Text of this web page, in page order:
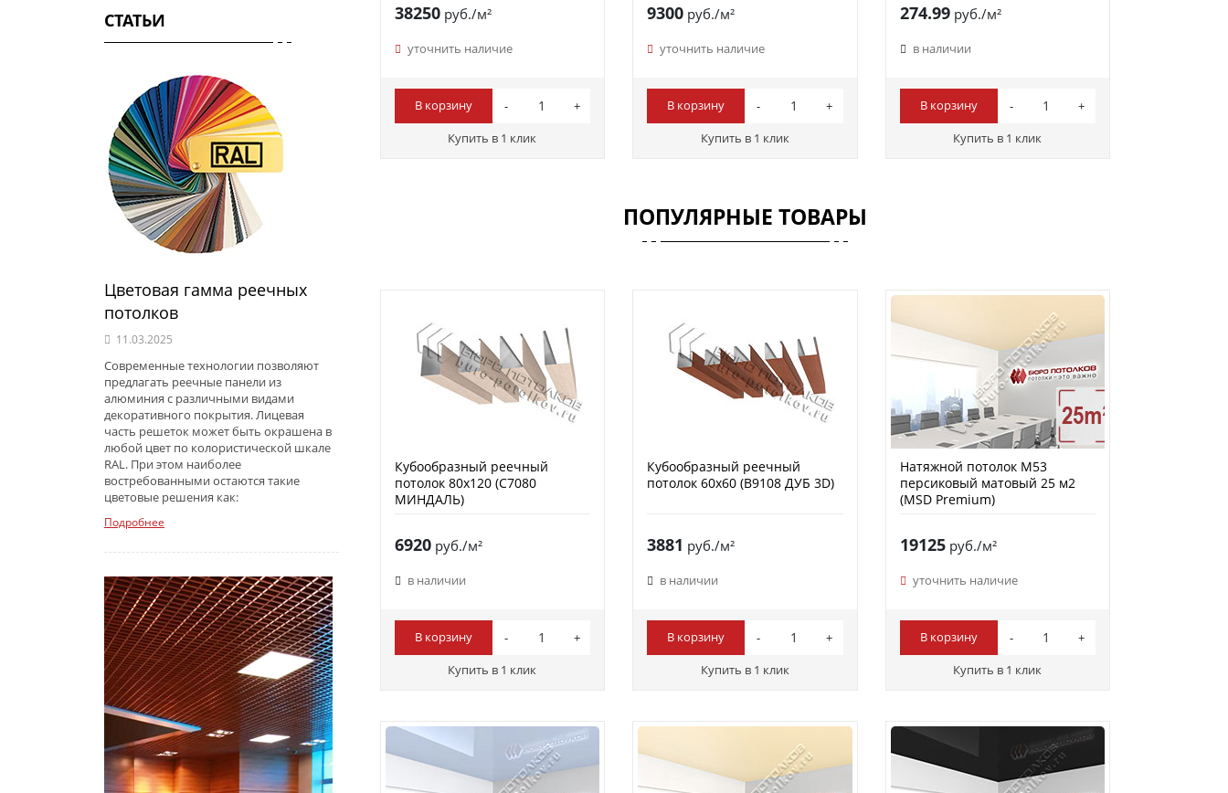
СТАТЬИ
Цветовая гамма реечных
потолков
11.03.2025
Современные технологии позволяют
предлагать реечные панели из
алюминия с различными видами
декоративного покрытия. Лицевая
часть решеток может быть окрашена в
любой цвет по колористической шкале
RAL. При этом наиболее
востребованными остаются такие
цветовые решения как:
Подробнее
38250руб./м²
уточнить наличие
В корзину
Купить в 1 клик
9300 руб./м²
уточнить наличие
В корзину
Купить в 1 клик
274.99руб./м²
в наличии
В корзину
Купить в 1 клик
ПОПУЛЯРНЫЕ ТОВАРЫ
Кубообразный реечный
потолок 80х120 (C7080
МИНДАЛЬ)
6920руб./м²
в наличии
В корзину
Купить в 1 клик
Кубообразный реечный
потолок 60х60 (B9108 ДУБ 3D)
3881 руб./м²
в наличии
В корзину
Купить в 1 клик
Натяжной потолок M53
персиковый матовый 25 м2
(MSD Premium)
19125руб./м²
уточнить наличие
В корзину
Купить в 1 клик